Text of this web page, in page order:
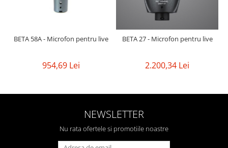
BETA 58A - Microfon pentru live
954,69 Lei
BETA 27 - Microfon pentru live
2.200,34 Lei
NEWSLETTER
Nu rata ofertele si promotiile noastre